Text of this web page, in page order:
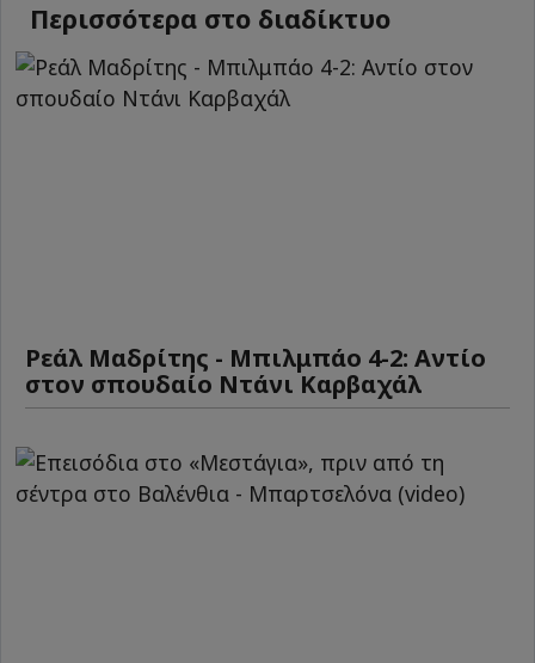
Περισσότερα στο διαδίκτυο
Ρεάλ Μαδρίτης - Μπιλμπάο 4-2: Αντίο
στον σπουδαίο Ντάνι Καρβαχάλ